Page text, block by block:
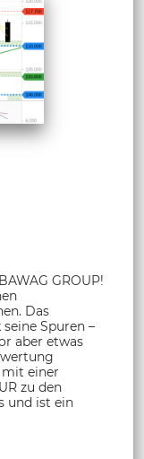
GROUP!
Das
Spuren –
aber etwas
einer
zu den
und ist ein